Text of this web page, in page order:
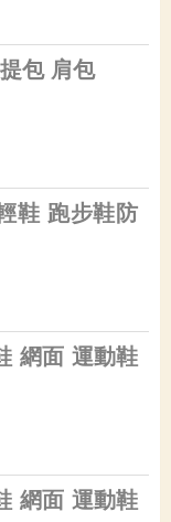
包 肩包
鞋 跑步鞋防
網面 運動鞋
網面 運動鞋